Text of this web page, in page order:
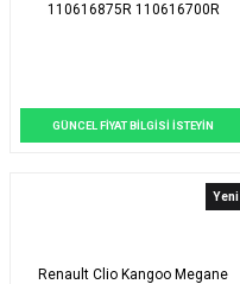
110616875R 110616700R
GÜNCEL FİYAT BİLGİSİ İSTEYİN
Yeni
Renault Clio Kangoo Megane